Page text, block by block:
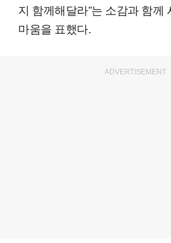
지 함께해달라”는 소감과 함께
마움을 표했다.
ADVERTISEMENT